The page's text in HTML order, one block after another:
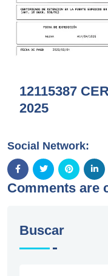
12115387
2025
Social Network:
Comments are
Buscar